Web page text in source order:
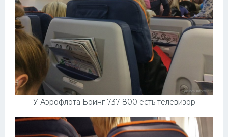
У Аэрофлота Боинг 737-800 есть телевизор